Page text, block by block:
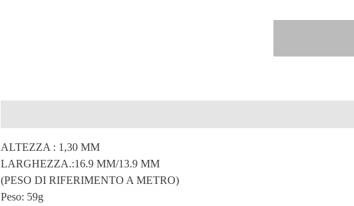
ALTEZZA : 1,30 MM
LARGHEZZA.:16.9 MM/13.9 MM
(PESO DI RIFERIMENTO A METRO)
Peso: 59g